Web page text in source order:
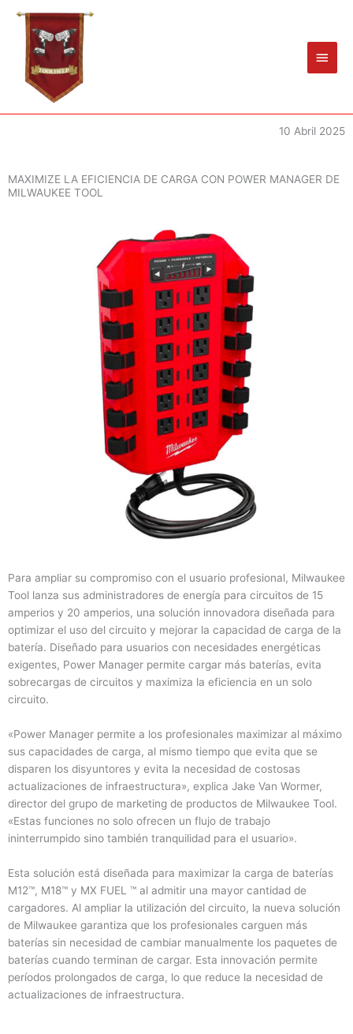
contenido
10 Abril 2025
MAXIMIZE LA EFICIENCIA DE CARGA CON POWER MANAGER DE
MILWAUKEE TOOL
Para ampliar su compromiso con el usuario profesional, Milwaukee
Tool lanza sus administradores de energía para circuitos de 15
amperios y 20 amperios, una solución innovadora diseñada para
optimizar el uso del circuito y mejorar la capacidad de carga de la
batería. Diseñado para usuarios con necesidades energéticas
exigentes, Power Manager permite cargar más baterías, evita
sobrecargas de circuitos y maximiza la eficiencia en un solo
circuito.
«Power Manager permite a los profesionales maximizar al máximo
sus capacidades de carga, al mismo tiempo que evita que se
disparen los disyuntores y evita la necesidad de costosas
actualizaciones de infraestructura», explica Jake Van Wormer,
director del grupo de marketing de productos de Milwaukee Tool.
«Estas funciones no solo ofrecen un flujo de trabajo
ininterrumpido sino también tranquilidad para el usuario».
Esta solución está diseñada para maximizar la carga de baterías
M12™, M18™ y MX FUEL ™ al admitir una mayor cantidad de
cargadores. Al ampliar la utilización del circuito, la nueva solución
de Milwaukee garantiza que los profesionales carguen más
baterías sin necesidad de cambiar manualmente los paquetes de
baterías cuando terminan de cargar. Esta innovación permite
períodos prolongados de carga, lo que reduce la necesidad de
actualizaciones de infraestructura.